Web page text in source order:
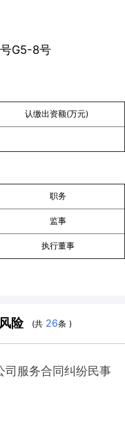
G5-8号
认缴出资额(万元)
职务
监事
执行董事
险 (共 26条 )
司服务合同纠纷民事